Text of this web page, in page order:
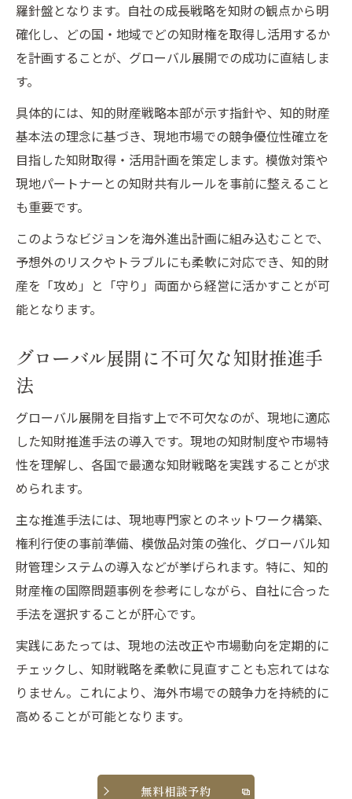
羅針盤となります。自社の成長戦略を知財の観点から明
確化し、どの国・地域でどの知財権を取得し活用するか
を計画することが、グローバル展開での成功に直結しま
す。
具体的には、知的財産戦略本部が示す指針や、知的財産
基本法の理念に基づき、現地市場での競争優位性確立を
目指した知財取得・活用計画を策定します。模倣対策や
現地パートナーとの知財共有ルールを事前に整えること
も重要です。
このようなビジョンを海外進出計画に組み込むことで、
予想外のリスクやトラブルにも柔軟に対応でき、知的財
産を「攻め」と「守り」両面から経営に活かすことが可
能となります。
グローバル展開に不可欠な知財推進手
法
グローバル展開を目指す上で不可欠なのが、現地に適応
した知財推進手法の導入です。現地の知財制度や市場特
性を理解し、各国で最適な知財戦略を実践することが求
められます。
主な推進手法には、現地専門家とのネットワーク構築、
権利行使の事前準備、模倣品対策の強化、グローバル知
財管理システムの導入などが挙げられます。特に、知的
財産権の国際問題事例を参考にしながら、自社に合った
手法を選択することが肝心です。
実践にあたっては、現地の法改正や市場動向を定期的に
チェックし、知財戦略を柔軟に見直すことも忘れてはな
りません。これにより、海外市場での競争力を持続的に
高めることが可能となります。
無料相談予約